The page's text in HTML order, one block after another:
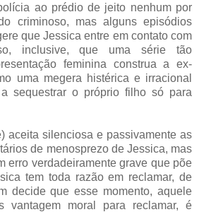
ao prédio de jeito nenhum por
criminoso, mas alguns episódios
que Jessica entre em contato com
inclusive, que uma série tão
feminina construa a ex-
uma megera histérica e irracional
sequestrar o próprio filho só para
aceita silenciosa e passivamente as
de menosprezo de Jessica, mas
erro verdadeiramente grave que põe
tem toda razão em reclamar, de
decide que esse momento, aquele
vantagem moral para reclamar, é